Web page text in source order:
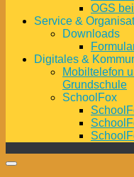
OGS
Service &
Downloads
Digitales &
Mobiltelefon
Grundschule
SchoolFox